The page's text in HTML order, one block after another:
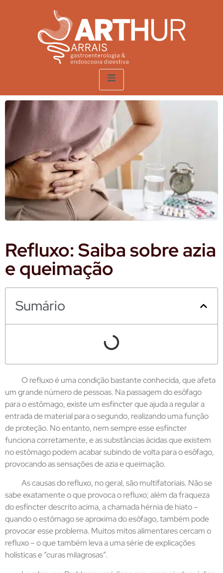
Refluxo: Saiba sobre azia
e queimação
Sumário
O refluxo é uma condição bastante conhecida, que afeta
um grande número de pessoas. Na passagem do esôfago
para o estômago, existe um esfíncter que ajuda a regular a
entrada de material para o segundo, realizando uma função
de proteção. No entanto, nem sempre esse esfíncter
funciona corretamente, e as substâncias ácidas que existem
no estômago podem acabar subindo de volta para o esôfago,
provocando as sensações de azia e queimação.
As causas do refluxo, no geral, são multifatoriais. Não se
sabe exatamente o que provoca o refluxo; além da fraqueza
do esfíncter descrito acima, a chamada hérnia de hiato –
quando o estômago se aproxima do esôfago, também pode
provocar esse problema. Muitos mitos alimentares cercam o
refluxo – o que também leva a uma série de explicações
holísticas e “curas milagrosas”.